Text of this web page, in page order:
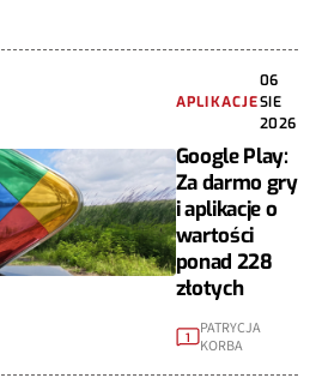
APLIKACJE
06
SIE
2026
Google Play:
Za darmo gry
i aplikacje o
wartości
ponad 228
złotych
1
PATRYCJA
KORBA